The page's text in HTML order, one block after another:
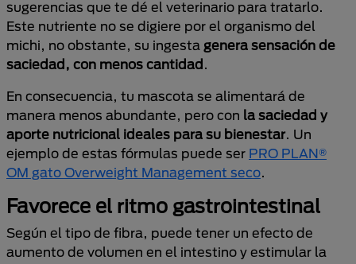
sugerencias que te dé el veterinario para tratarlo.
Este nutriente no se digiere por el organismo del
michi, no obstante, su ingesta genera sensación de
saciedad, con menos cantidad.
En consecuencia, tu mascota se alimentará de
manera menos abundante, pero con la saciedad y
aporte nutricional ideales para su bienestar. Un
ejemplo de estas fórmulas puede ser PRO PLAN®
OM gato Overweight Management seco.
Favorece el ritmo gastrointestinal
Según el tipo de fibra, puede tener un efecto de
aumento de volumen en el intestino y estimular la